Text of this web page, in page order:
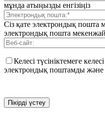
мұнда атыңызды енгізіңіз
Сіз қате электрондық пошта
электрондық пошта
Келесі түсініктемеге
электрондық поштамды және